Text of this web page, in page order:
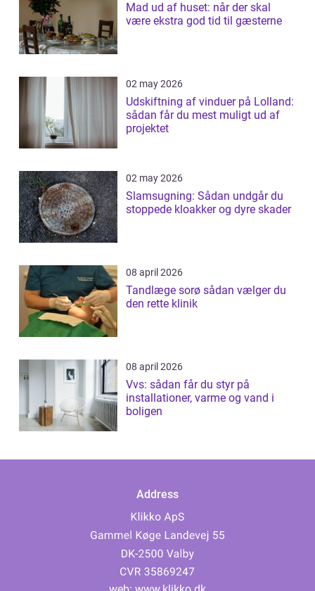
Mad ud af huset: når der skal
være ekstra god tid til gæsterne
02 may 2026
Udskiftning af vinduer på Lolland:
sådan får du mest muligt ud af
projektet
02 may 2026
Slamsugning: Sådan undgår du
stoppede kloakker og dyre skader
08 april 2026
Tandlæge sorø sådan vælger du
den rette klinik
08 april 2026
Vvs: sådan får du styr på
installationer, varme og vand i
boligen
Address